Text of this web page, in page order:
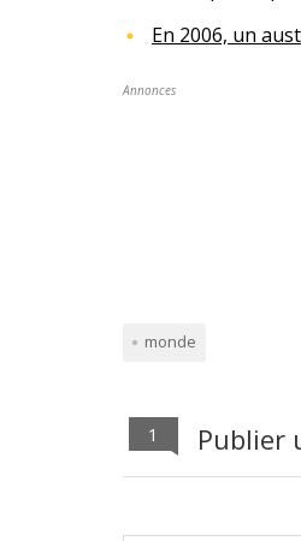
En 2006, un
Annonces
monde
1 Publier